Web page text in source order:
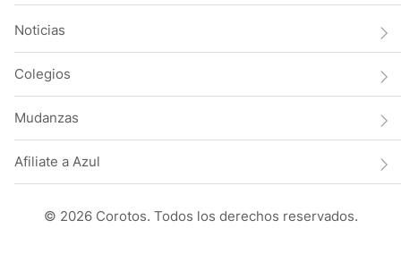
Noticias
Colegios
Mudanzas
Afiliate a Azul
© 2026 Corotos. Todos los derechos reservados.